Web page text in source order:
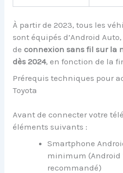
À partir de 2023, tous les
sont équipés d’Android
deconnexion sans fil sur la
dès 2024, en fonction de la
Prérequis techniques pour
Toyota
Avant de connecter votre
éléments suivants :
Smartphone
minimum (Android
recommandé)